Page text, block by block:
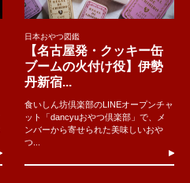
日本おやつ図鑑
【名古屋発・クッキー缶
ブームの火付け役】伊勢
丹新宿...
食いしん坊倶楽部のLINEオープンチャ
ット「dancyuおやつ倶楽部」で、メ
ンバーから寄せられた美味しいおや
つ...